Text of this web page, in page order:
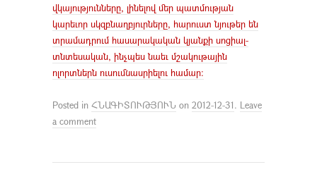
վկայությունները, լինելով մեր պատմության
կարեւոր սկզբնաղբյուրները, հարուստ նյութեր են
տրամադրում հասարակական կյանքի սոցիալ-
տնտեսական, ինչպես նաեւ մշակութային
ոլորտներն ուսումնասրիելու համար:
Posted in ՀՆԱԳԻՏՈՒԹՅՈՒՆ on 2012-12-31. Leave
a comment